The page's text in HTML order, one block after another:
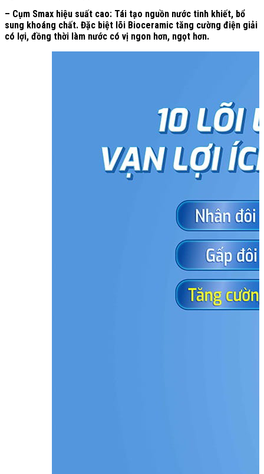
– Cụm Smax hiệu suất cao: Tái tạo nguồn nước tinh khiết, bổ
sung khoáng chất. Đặc biệt lõi Bioceramic tăng cường điện giải
có lợi, đồng thời làm nước có vị ngon hơn, ngọt hơn.